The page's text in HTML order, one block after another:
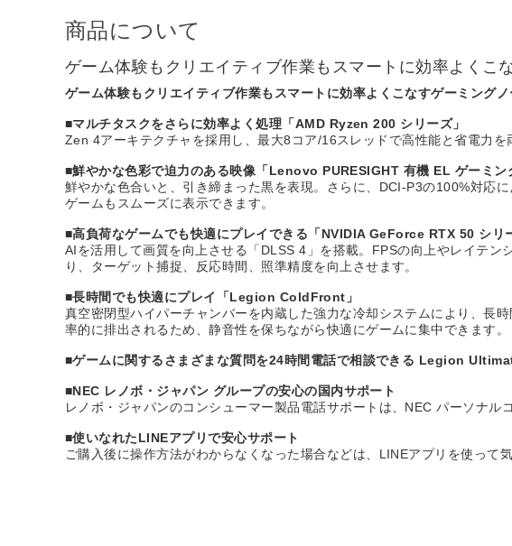
商品について
ゲーム体験もクリエイティブ作業もスマートに効率よくこ
ゲーム体験もクリエイティブ作業もスマートに効率よくこなすゲーミングノ
■マルチタスクをさらに効率よく処理「AMD Ryzen 200 シリーズ」
Zen 4アーキテクチャを採用し、最大8コア/16スレッドで高性能と省電力を
■鮮やかな色彩で迫力のある映像「Lenovo PURESIGHT 有機 EL ゲーミン
鮮やかな色合いと、引き締まった黒を表現。さらに、DCI-P3の100%対応
ゲームもスムーズに表示できます。
■高負荷なゲームでも快適にプレイできる「NVIDIA GeForce RTX 50 シリ
AIを活用して画質を向上させる「DLSS 4」を搭載。FPSの向上やレイテ
り、ターゲット捕捉、反応時間、照準精度を向上させます。
■長時間でも快適にプレイ「Legion ColdFront」
真空密閉型ハイパーチャンバーを内蔵した強力な冷却システムにより、長
率的に排出されるため、静音性を保ちながら快適にゲームに集中できます。
■ゲームに関するさまざまな質問を24時間電話で相談できる Legion
■NEC レノボ・ジャパン グループの安心の国内サポート
レノボ・ジャパンのコンシューマー製品電話サポートは、NEC パーソナル
■使いなれたLINEアプリで安心サポート
ご購入後に操作方法がわからなくなった場合などは、LINEアプリを使って